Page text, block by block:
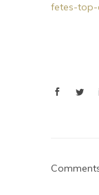
fetes-top-